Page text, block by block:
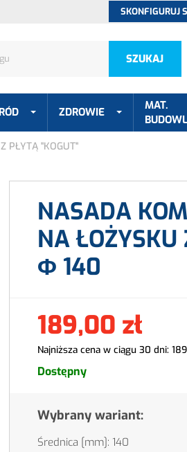
SKONFIGURUJ
SZUKAJ
ZDROWIE
MAT.
PŁYTĄ "KOGUT"
NASADA
NA
Φ 140
189,00 zł
Najniższa cena w ciągu 30 dni:
Dostępny
Wybrany wariant:
Średnica [mm]: 140